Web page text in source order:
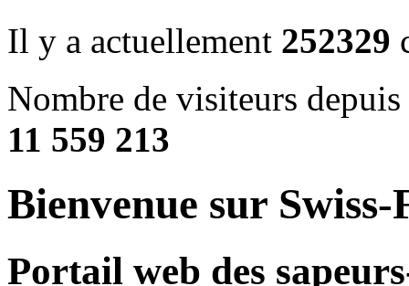
Il y a actuellement 252329
Nombre de visiteurs
11 559 213
Bienvenue sur
Portail web des